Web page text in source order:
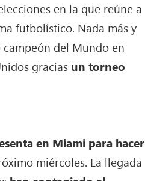
en la que reúne a
futbolístico. Nada más y
del Mundo en
gracias un torneo
en Miami para hacer
miércoles. La llegada